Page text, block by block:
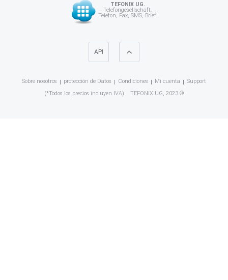
TEFONIX UG.
Telefongesellschaft.
Telefon, Fax, SMS, Brief.
API
Sobre nosotros protección de Datos Condiciones Mi cuenta
Support
(*Todos los precios incluyen IVA) TEFONIX UG, 2023 ©